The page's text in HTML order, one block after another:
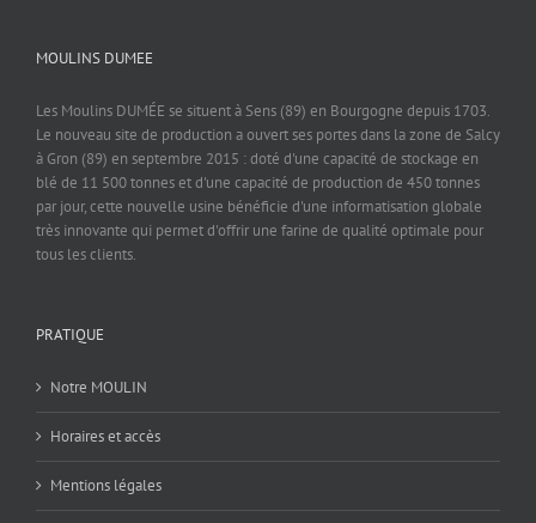
MOULINS DUMEE
Les Moulins DUMÉE se situent à Sens (89) en Bourgogne depuis 1703.
Le nouveau site de production a ouvert ses portes dans la zone de Salcy
à Gron (89) en septembre 2015 : doté d'une capacité de stockage en
blé de 11 500 tonnes et d'une capacité de production de 450 tonnes
par jour, cette nouvelle usine bénéficie d'une informatisation globale
très innovante qui permet d'offrir une farine de qualité optimale pour
tous les clients.
PRATIQUE
Notre MOULIN
Horaires et accès
Mentions légales